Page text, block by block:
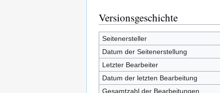
Versionsgeschichte
Seitenersteller
Datum der Seitenerstellung
Letzter Bearbeiter
Datum der letzten Bearbeitung
Gesamtzahl der Bearbeitungen